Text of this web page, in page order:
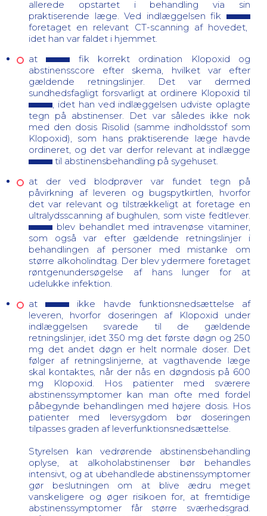
allerede opstartet i behandling via sin
praktiserende læge. Ved indlæggelsen fik
foretaget en relevant CT-scanning af hovedet,
idet han var faldet i hjemmet.
at
fikkorrekt ordination Klopoxid og
abstinensscore efter skema, hvilket var efter
gældende retningslinjer. Det var dermed
sundhedsfagligt forsvarligt at ordinere Klopoxid til
, idet han ved indlæggelsen udviste oplagte
tegn på abstinenser. Det var således ikke nok
med den dosis Risolid (samme indholdsstof som
Klopoxid), som hans praktiserende læge havde
ordineret, og det var derfor relevant at indlægge
til abstinensbehandling på sygehuset.
at der ved blodprøver var fundet tegn på
påvirkning af leveren og bugspytkirtlen, hvorfor
det var relevant og tilstrækkeligt at foretage en
ultralydsscanning af bughulen, som viste fedtlever.
blev behandlet med intravenøse vitaminer,
som også var efter gældende retningslinjer i
behandlingen af personer med mistanke om
større alkoholindtag. Der blev ydermere foretaget
røntgenundersøgelse af hans lunger for at
udelukke infektion.
at
ikke havde funktionsnedsættelse af
leveren, hvorfor doseringen af Klopoxid under
indlæggelsen svarede til de gældende
retningslinjer, idet 350 mg det første døgn og 250
mg det andet døgn er helt normale doser. Det
følger af retningslinjerne, at vagthavende læge
skal kontaktes, når der nås en døgndosis på 600
mg Klopoxid. Hos patienter med sværere
abstinenssymptomer kan man ofte med fordel
påbegynde behandlingen med højere dosis. Hos
patienter med leversygdom bør doseringen
tilpasses graden af leverfunktionsnedsættelse.
Styrelsen kan vedrørende abstinensbehandling
oplyse, at alkoholabstinenser bør behandles
intensivt, og at ubehandlede abstinenssymptomer
gør beslutningen om at blive ædru meget
vanskeligere og øger risikoen for, at fremtidige
abstinenssymptomer får større sværhedsgrad.